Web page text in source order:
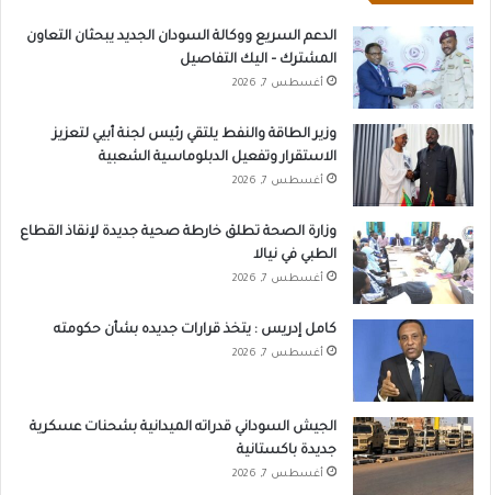
الدعم السريع ووكالة السودان الجديد يبحثان التعاون
المشترك – اليك التفاصيل
أغسطس 7, 2026
وزير الطاقة والنفط يلتقي رئيس لجنة أبيي لتعزيز
الاستقرار وتفعيل الدبلوماسية الشعبية
أغسطس 7, 2026
وزارة الصحة تطلق خارطة صحية جديدة لإنقاذ القطاع
الطبي في نيالا
أغسطس 7, 2026
كامل إدريس : يتخذ قرارات جديده بشأن حكومته
أغسطس 7, 2026
الجيش السوداني قدراته الميدانية بشحنات عسكرية
جديدة باكستانية
أغسطس 7, 2026